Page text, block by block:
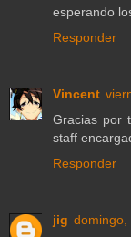
esperando
Responder
Vincent
Gracias por
staff
Responder
jig domingo,